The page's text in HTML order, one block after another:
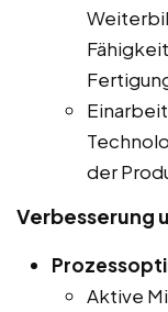
der
Verbesserung
Aktive